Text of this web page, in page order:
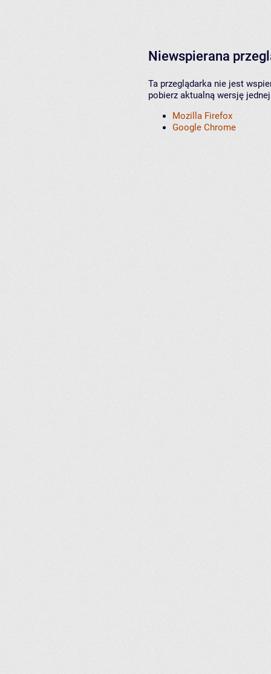
Niewspierana
Ta przeglądarka nie jest
pobierz aktualną wersję
Mozilla Firefox
Google Chrome